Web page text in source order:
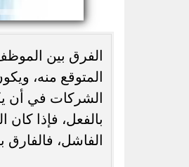
الفرق بين
المتوقع منه،
الشركات في أن
بالفعل، فإذا
الفاشل،
سر اختيار عادل إمام في «الحريف»
زكي.. تفاصيل من كواليس...